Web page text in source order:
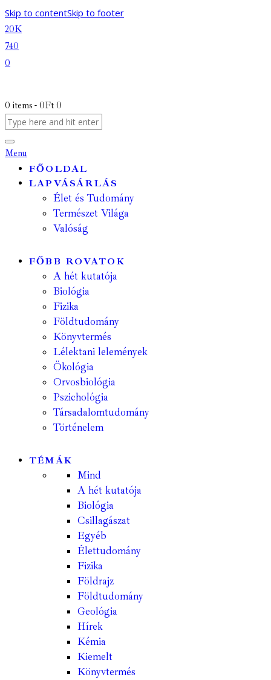
Skip to contentSkip to footer
20K
740
0
0 items - 0Ft 0
Menu
FŐOLDAL
LAPVÁSÁRLÁS
Élet és Tudomány
Természet Világa
Valóság
FŐBB ROVATOK
A hét kutatója
Biológia
Fizika
Földtudomány
Könyvtermés
Lélektani lelemények
Ökológia
Orvosbiológia
Pszichológia
Társadalomtudomány
Történelem
TÉMÁK
Mind
A hét kutatója
Biológia
Csillagászat
Egyéb
Élettudomány
Fizika
Földrajz
Földtudomány
Geológia
Hírek
Kémia
Kiemelt
Könyvtermés